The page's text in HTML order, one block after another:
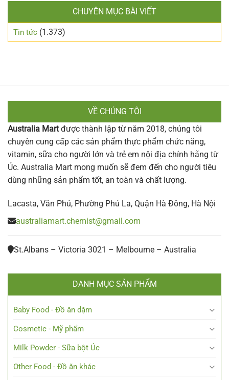
CHUYÊN MỤC BÀI VIẾT
Tin tức (1.373)
VỀ CHÚNG TÔI
Australia Martđược thành lập từ năm 2018, chúng tôi
chuyên cung cấp các sản phẩm thực phẩm chức năng,
vitamin, sữa cho người lớn và trẻ em nội địa chính hãng từ
Úc. Australia Mart mong muốn sẽ đem đến cho người tiêu
dùng những sản phẩm tốt, an toàn và chất lượng.
Lacasta, Văn Phú, Phường Phú La, Quận Hà Đông, Hà Nội
australiamart.chemist@gmail.com
St.Albans – Victoria 3021 – Melbourne – Australia
DANH MỤC SẢN PHẨM
Baby Food - Đồ ăn dặm
Cosmetic - Mỹ phẩm
Milk Powder - Sữa bột Úc
Other Food - Đồ ăn khác